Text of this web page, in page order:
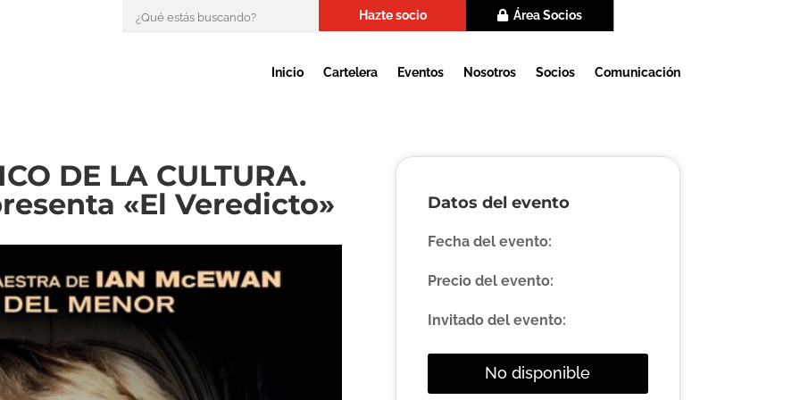
Hazte socio Área Socios
Inicio Cartelera Eventos Nosotros Socios Comunicación
DE LA CULTURA.
«El Veredicto»
Datos del evento
Fecha del evento:
Precio del evento:
Invitado del evento:
No disponible